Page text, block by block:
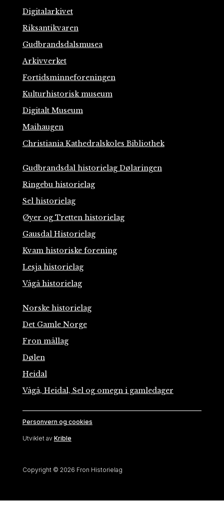
Digitalarkivet
Riksantikvaren
Gudbrandsdalsmusea
Arkivverket
Fortidsminneforeningen
Kulturhistorisk museum
Digitalt Museum
Maihaugen
Christiania Kathedralskoles Bibliothek
Gudbrandsdal historielag Dølaringen
Ringebu historielag
Sel historielag
Øyer og Tretten historielag
Gausdal Historielag
Kvam historiske forening
Lesja historielag
Vågå historielag
Norske historielag
Det Gamle Norge
Fron mållag
Dølen
Heidal
Vågå, Heidal, Sel og omegn i gamledager
Personvern og cookies
Utviklet av Krible
Copyright © 2026 Fron Historielag